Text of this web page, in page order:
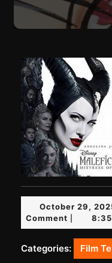
October 29,
Comment
Categories: Film